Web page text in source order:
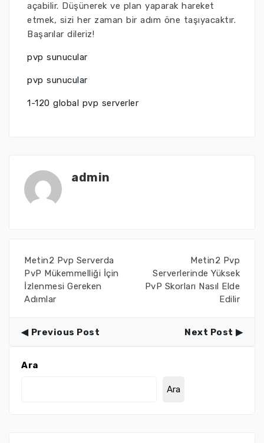
açabilir. Düşünerek ve plan yaparak hareket
etmek, sizi her zaman bir adım öne taşıyacaktır.
Başarılar dileriz!
pvp sunucular
pvp sunucular
1-120 global pvp serverler
admin
Metin2 Pvp Serverda
PvP Mükemmelliği İçin
İzlenmesi Gereken
Adımlar
Metin2 Pvp
Serverlerinde Yüksek
PvP Skorları Nasıl Elde
Edilir
Previous Post Next Post
Ara
Ara